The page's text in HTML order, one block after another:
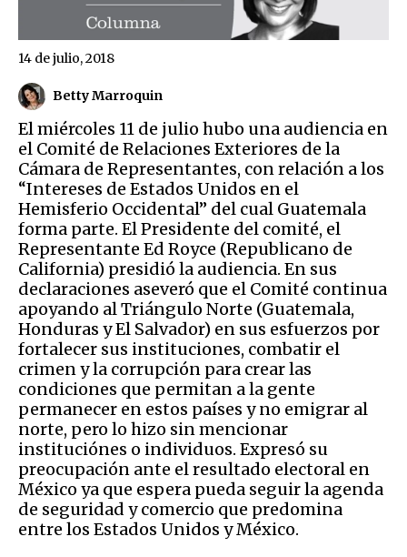
Betty Marroquin
14 de julio, 2018
El miércoles 11 de julio hubo una audiencia en
el Comité de Relaciones Exteriores de la
Cámara de Representantes, con relación a los
“Intereses de Estados Unidos en el
Hemisferio Occidental” del cual Guatemala
forma parte. El Presidente del comité, el
Representante Ed Royce (Republicano de
California) presidió la audiencia. En sus
declaraciones aseveró que el Comité continua
apoyando al Triángulo Norte (Guatemala,
Honduras y El Salvador) en sus esfuerzos por
fortalecer sus instituciones, combatir el
crimen y la corrupción para crear las
condiciones que permitan a la gente
permanecer en estos países y no emigrar al
norte, pero lo hizo sin mencionar
instituciónes o individuos. Expresó su
preocupación ante el resultado electoral en
México ya que espera pueda seguir la agenda
de seguridad y comercio que predomina
entre los Estados Unidos y México.